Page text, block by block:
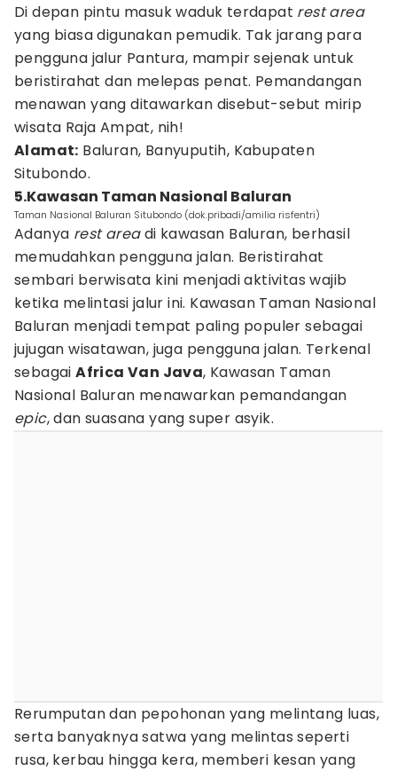
Di depan pintu masuk waduk terdapat rest area
yang biasa digunakan pemudik. Tak jarang para
pengguna jalur Pantura, mampir sejenak untuk
beristirahat dan melepas penat. Pemandangan
menawan yang ditawarkan disebut-sebut mirip
wisata Raja Ampat, nih!
Alamat: Baluran, Banyuputih, Kabupaten
Situbondo.
5.Kawasan Taman Nasional Baluran
Taman Nasional Baluran Situbondo (dok.pribadi/amilia risfentri)
Adanya rest areadi kawasan Baluran, berhasil
memudahkan pengguna jalan. Beristirahat
sembari berwisata kini menjadi aktivitas wajib
ketika melintasi jalur ini. Kawasan Taman Nasional
Baluran menjadi tempat paling populer sebagai
jujugan wisatawan, juga pengguna jalan. Terkenal
sebagaiAfrica Van Java, Kawasan Taman
Nasional Baluran menawarkan pemandangan
epic, dan suasana yang super asyik.
Rerumputan dan pepohonan yang melintang luas,
serta banyaknya satwa yang melintas seperti
rusa, kerbau hingga kera, memberi kesan yang